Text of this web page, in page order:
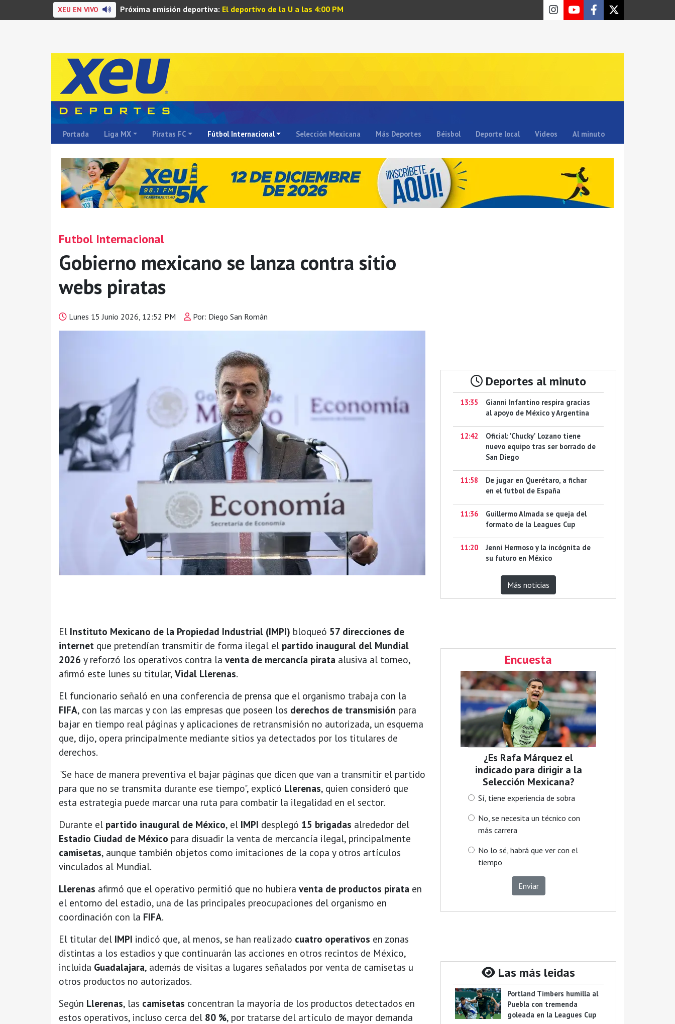
XEU EN VIVO Próxima emisión deportiva: El deportivo de la U a las 4:00 PM
Portada Liga MX Piratas FC Fútbol Internacional Selección Mexicana Más Deportes Béisbol Deporte local Videos Al minuto
Futbol Internacional
Gobierno mexicano se lanza contra sitio
webs piratas
Lunes 15 Junio 2026, 12:52 PM Por: Diego San Román
El Instituto Mexicano de la Propiedad Industrial (IMPI) bloqueó 57 direcciones de
internet que pretendían transmitir de forma ilegal el partido inaugural del Mundial
2026 y reforzó los operativos contra la venta de mercancía pirata alusiva al torneo,
afirmó este lunes su titular, Vidal Llerenas.
El funcionario señaló en una conferencia de prensa que el organismo trabaja con la
FIFA, con las marcas y con las empresas que poseen los derechos de transmisión para
bajar en tiempo real páginas y aplicaciones de retransmisión no autorizada, un esquema
que, dijo, opera principalmente mediante sitios ya detectados por los titulares de
derechos.
"Se hace de manera preventiva el bajar páginas que dicen que van a transmitir el partido
para que no se transmita durante ese tiempo", explicó Llerenas, quien consideró que
esta estrategia puede marcar una ruta para combatir la ilegalidad en el sector.
Durante el partido inaugural de México, el IMPI desplegó 15 brigadas alrededor del
Estadio Ciudad de México para disuadir la venta de mercancía ilegal, principalmente
camisetas, aunque también objetos como imitaciones de la copa y otros artículos
vinculados al Mundial.
Llerenas afirmó que el operativo permitió que no hubiera venta de productos pirata en
el entorno del estadio, una de las principales preocupaciones del organismo en
coordinación con la FIFA.
El titular del IMPI indicó que, al menos, se han realizado cuatro operativos en zonas
distintas a los estadios y que continuarán las acciones en otros recintos de México,
incluida Guadalajara, además de visitas a lugares señalados por venta de camisetas u
otros productos no autorizados.
Según Llerenas, las camisetas concentran la mayoría de los productos detectados en
estos operativos, incluso cerca del 80 %, por tratarse del artículo de mayor demanda
Deportes al minuto
13:35
Gianni Infantino respira gracias
al apoyo de México y Argentina
12:42
Oficial: 'Chucky' Lozano tiene
nuevo equipo tras ser borrado de
San Diego
11:58
De jugar en Querétaro, a fichar
en el futbol de España
11:36
Guillermo Almada se queja del
formato de la Leagues Cup
11:20
Jenni Hermoso y la incógnita de
su futuro en México
Más noticias
Encuesta
¿Es Rafa Márquez el
indicado para dirigir a la
Selección Mexicana?
Sí, tiene experiencia de sobra
No, se necesita un técnico con
más carrera
No lo sé, habrá que ver con el
tiempo
Enviar
Las más leidas
Portland Timbers humilla al
Puebla con tremenda
goleada en la Leagues Cup